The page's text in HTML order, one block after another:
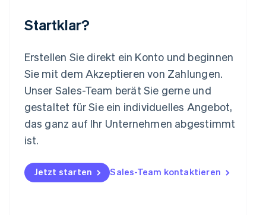
Startklar?
Erstellen Sie direkt ein Konto und beginnen
Sie mit dem Akzeptieren von Zahlungen.
Unser Sales-Team berät Sie gerne und
gestaltet für Sie ein individuelles Angebot,
das ganz auf Ihr Unternehmen abgestimmt
ist.
Jetzt starten Sales-Team kontaktieren
English
Español English
Neuseeland
English
Niederlande
Norwegen
English
Polen
English
Portugal